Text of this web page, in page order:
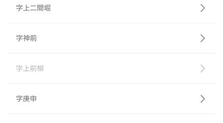
字上二間堀
字神前
字上前柳
字庚申